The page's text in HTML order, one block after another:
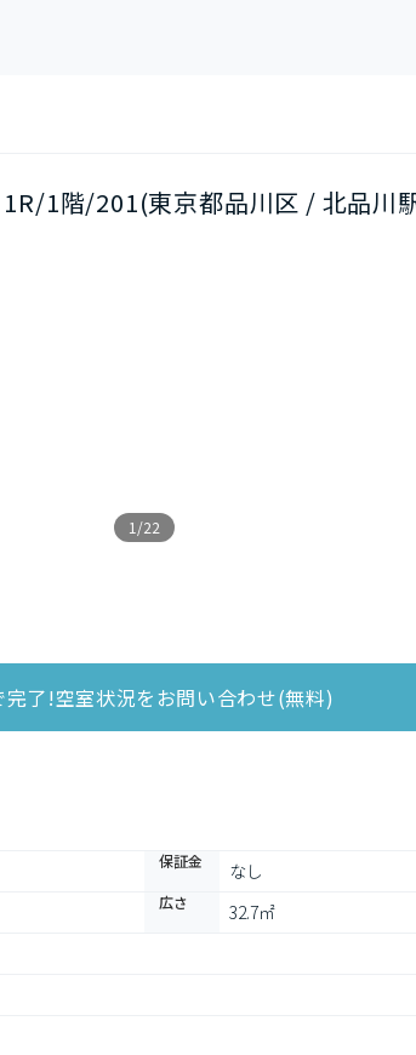
1R/1階/201(東京都品川区 / 北品川
1/22
完了!空室状況をお問い合わせ(無料)
保証金 なし
広さ 32.7㎡